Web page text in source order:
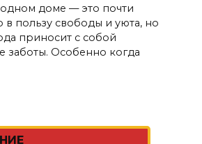
доме — это почти
в пользу свободы и уюта, но
приносит с собой
заботы. Особенно когда